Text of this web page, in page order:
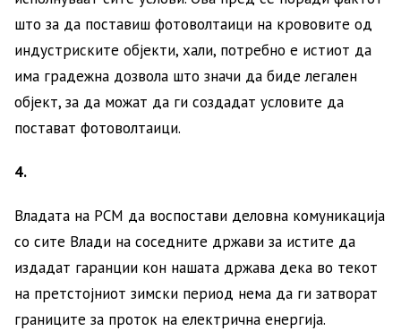
што за да поставиш фотоволтаици на крововите од
индустриските објекти, хали, потребно е истиот да
има градежна дозвола што значи да биде легален
објект, за да можат да ги создадат условите да
постават фотоволтаици.
4.
Владата на РСМ да воспостави деловна комуникација
со сите Влади на соседните држави за истите да
издадат гаранции кон нашата држава дека во текот
на претстојниот зимски период нема да ги затворат
границите за проток на електрична енергија.